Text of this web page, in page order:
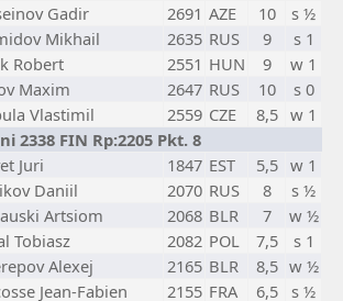
Gadir 2691 AZE 10
s ½
Mikhail 2635 RUS 9
s 1
Robert 2551 HUN 9
w 1
Maxim 2647 RUS 10
s 0
Vlastimil 2559 CZE 8,5 w 1
2338 FIN Rp:2205 Pkt. 8
Juri 1847 EST 5,5 w 1
Daniil 2070 RUS 8
s ½
Artsiom 2068 BLR 7
w ½
Tobiasz 2082 POL 7,5
s 1
Alexej 2165 BLR 8,5 w ½
Jean-Fabien 2155 FRA 6,5 s ½